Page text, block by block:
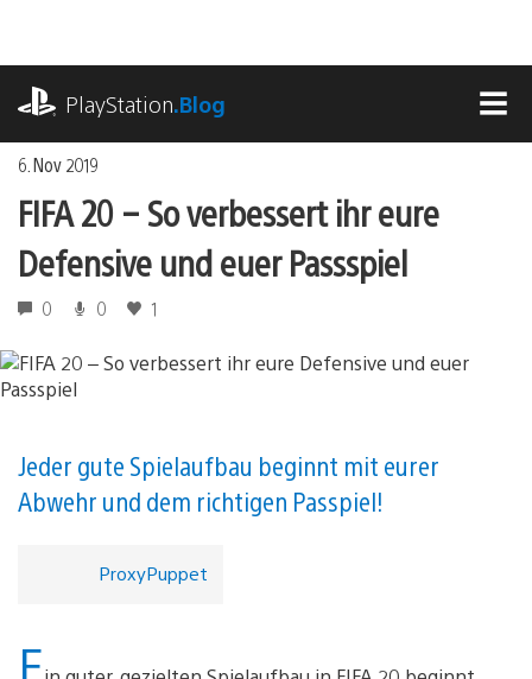
springen
PlayStation.Blog
6. Nov 2019
FIFA 20 – So verbessert ihr eure
Defensive und euer Passspiel
0 0 1
Jeder gute Spielaufbau beginnt mit eurer
Abwehr und dem richtigen Passpiel!
ProxyPuppet
E